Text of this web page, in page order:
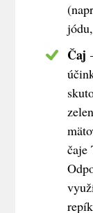
Čaj
čaje